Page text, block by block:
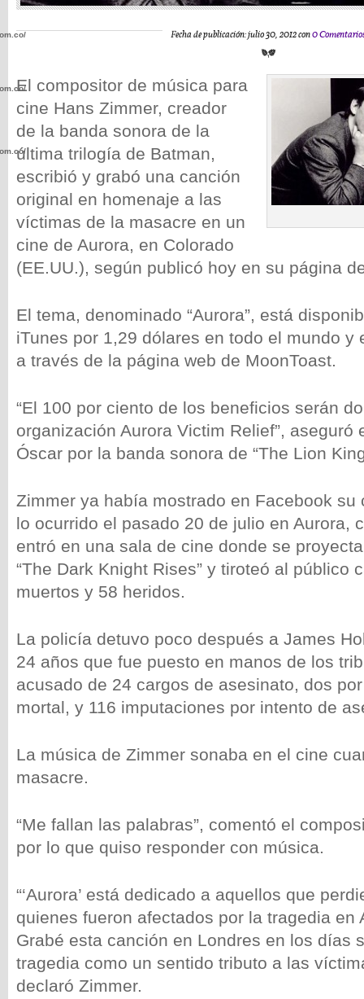
Fecha de publicación: julio 30, 2012 con0
El compositor de música para
cine Hans Zimmer, creador
de la banda sonora de la
última trilogía de Batman,
escribió y grabó una canción
original en homenaje a las
víctimas de la masacre en un
cine de Aurora, en Colorado
(EE.UU.), según publicó hoy en su página
El tema, denominado “Aurora”, está
iTunes por 1,29 dólares en todo el mundo y
a través de la página web de MoonToast.
“El 100 por ciento de los beneficios serán
organización Aurora Victim Relief”, aseguró
Óscar por la banda sonora de “The Lion
Zimmer ya había mostrado en Facebook su
lo ocurrido el pasado 20 de julio en Aurora,
entró en una sala de cine donde se
“The Dark Knight Rises” y tiroteó al público
muertos y 58 heridos.
La policía detuvo poco después a James
24 años que fue puesto en manos de los
acusado de 24 cargos de asesinato, dos
mortal, y 116 imputaciones por intento de
La música de Zimmer sonaba en el cine
masacre.
“Me fallan las palabras”, comentó el
por lo que quiso responder con música.
“‘Aurora’ está dedicado a aquellos que
quienes fueron afectados por la tragedia en
Grabé esta canción en Londres en los días
tragedia como un sentido tributo a las
declaró Zimmer.
wp-
wp-
wp-